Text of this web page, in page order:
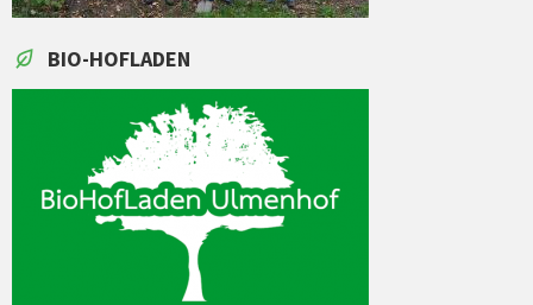
BIO-HOFLADEN